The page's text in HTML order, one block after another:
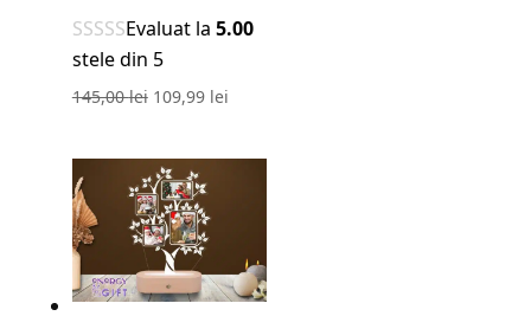
Evaluat la 5.00
stele din 5
145,00lei Prețul
a
fost:
145,00 lei.
109,99 leiPrețul
este: